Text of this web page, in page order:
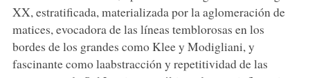
XX, estratificada, materializada por la aglomeración de
matices, evocadora de las líneas temblorosas en los
bordes de los grandes como Klee y Modigliani, y
fascinante como laabstracción y repetitividad de las